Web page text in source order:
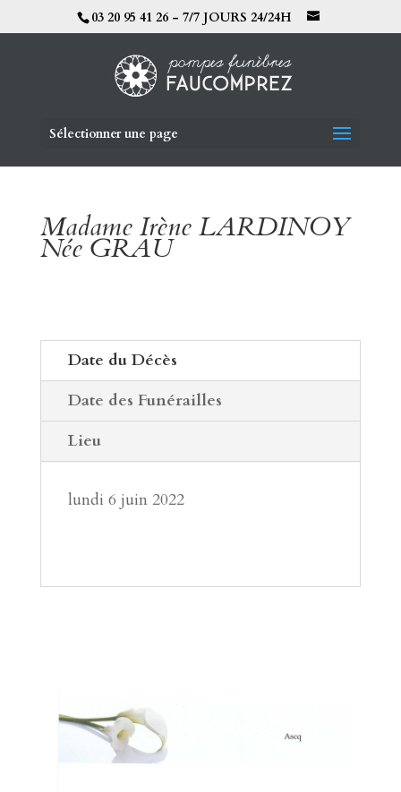
03 20 95 41 26 - 7/7 JOURS 24/24H
Sélectionner une page
Madame Irène LARDINOY
Née GRAU
Date du Décès
Date des Funérailles
Lieu
lundi 6 juin 2022